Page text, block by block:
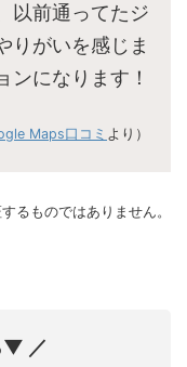
以前通ってたジ
りがいを感じま
ンになります！
Maps口コミ より）
るものではありません。
▼ ／